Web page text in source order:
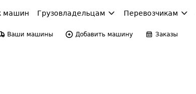
машин Грузовладельцам Перевозчикам
Ваши машины Добавить машину Заказы